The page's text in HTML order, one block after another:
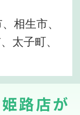
相生市、
太子町、
路店が